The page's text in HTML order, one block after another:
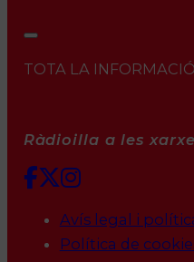
TOTA LA
Ràdioilla a les
Avís legal i
Política de